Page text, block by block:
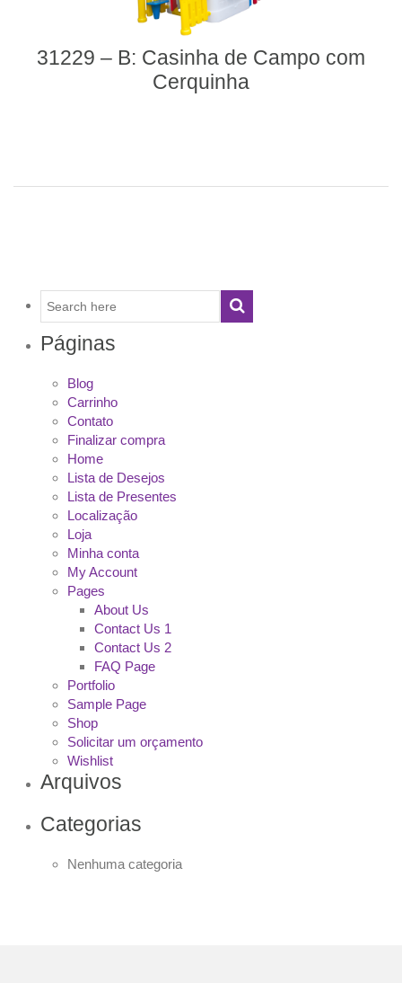
31229 – B: Casinha de Campo com
Cerquinha
Páginas
Blog
Carrinho
Contato
Finalizar compra
Home
Lista de Desejos
Lista de Presentes
Localização
Loja
Minha conta
My Account
Pages
About Us
Contact Us 1
Contact Us 2
FAQ Page
Portfolio
Sample Page
Shop
Solicitar um orçamento
Wishlist
Arquivos
Categorias
Nenhuma categoria